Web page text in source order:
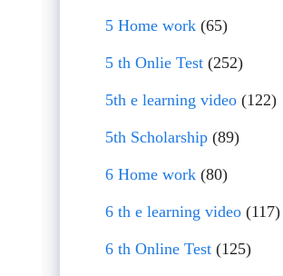
5 Home work(65)
5 th Onlie Test(252)
5th e learning video(122)
5th Scholarship(89)
6 Home work(80)
6 th e learning video(117)
6 th Online Test(125)